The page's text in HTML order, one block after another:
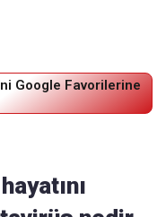
Google Favorilerine